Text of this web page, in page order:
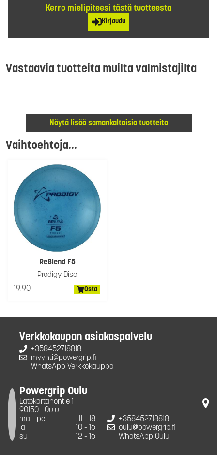
Kerro mielipiteesi tästä tuotteesta
Kirjaudu
Vastaavia tuotteita muilta valmistajilta
Näytä lisää samankaltaisia tuotteita
Vaihtoehtoja...
ReBlend F5
Prodigy Disc
19.90
Osta
Verkkokaupan asiakaspalvelu
+358452718818
myynti@powergrip.fi
WhatsApp Verkkokauppa
Powergrip Oulu
Latokartanontie 1
90150
Oulu
ma - pe
11 - 18
la
10 - 16
su
12 - 16
+358452718818
oulu@powergrip.fi
WhatsApp Oulu